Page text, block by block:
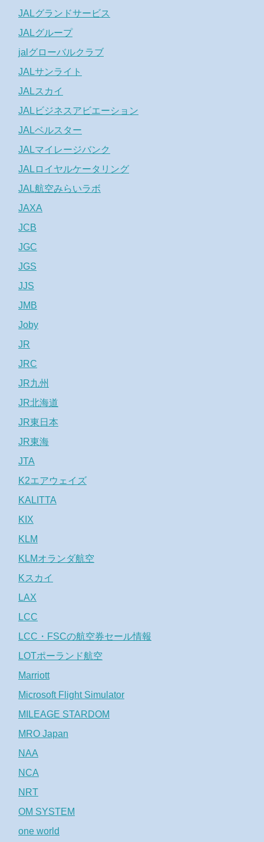
JALグランドサービス
JALグループ
jalグローバルクラブ
JALサンライト
JALスカイ
JALビジネスアビエーション
JALベルスター
JALマイレージバンク
JALロイヤルケータリング
JAL航空みらいラボ
JAXA
JCB
JGC
JGS
JJS
JMB
Joby
JR
JRC
JR九州
JR北海道
JR東日本
JR東海
JTA
K2エアウェイズ
KALITTA
KIX
KLM
KLMオランダ航空
Kスカイ
LAX
LCC
LCC・FSCの航空券セール情報
LOTポーランド航空
Marriott
Microsoft Flight Simulator
MILEAGE STARDOM
MRO Japan
NAA
NCA
NRT
OM SYSTEM
one world